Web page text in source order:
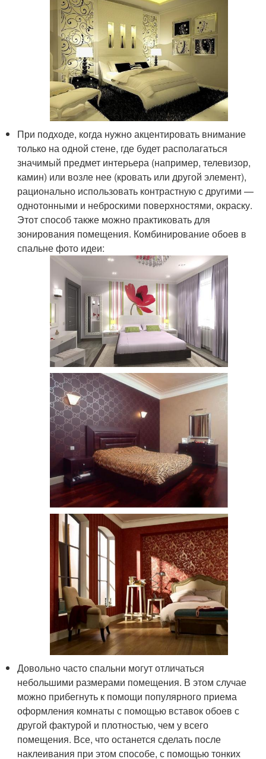
При подходе, когда нужно акцентировать внимание
только на одной стене, где будет располагаться
значимый предмет интерьера (например, телевизор,
камин) или возле нее (кровать или другой элемент),
рационально использовать контрастную с другими —
однотонными и неброскими поверхностями, окраску.
Этот способ также можно практиковать для
зонирования помещения. Комбинирование обоев в
спальне фото идеи:
Довольно часто спальни могут отличаться
небольшими размерами помещения. В этом случае
можно прибегнуть к помощи популярного приема
оформления комнаты с помощью вставок обоев с
другой фактурой и плотностью, чем у всего
помещения. Все, что останется сделать после
наклеивания при этом способе, с помощью тонких